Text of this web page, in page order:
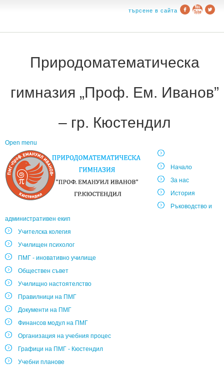
търсене в сайта
Природоматематическа
гимназия „Проф. Ем. Иванов”
– гр. Кюстендил
Open menu
Начало
За нас
История
Ръководство и
административен екип
Учителска колегия
Училищен психолог
ПМГ - иновативно училище
Обществен съвет
Училищно настоятелство
Правилници на ПМГ
Документи на ПМГ
Финансов модул на ПМГ
Организация на учебния процес
Графици на ПМГ - Кюстендил
Учебни планове